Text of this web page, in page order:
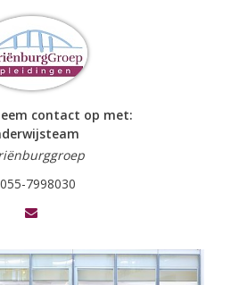
contact op met:
055-7998030